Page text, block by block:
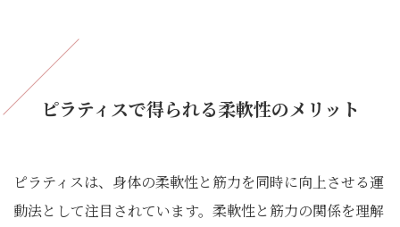
ピラティスで得られる柔軟性のメリット
ピラティスは、身体の柔軟性と筋力を同時に向上させる運
動法として注目されています。柔軟性と筋力の関係を理解